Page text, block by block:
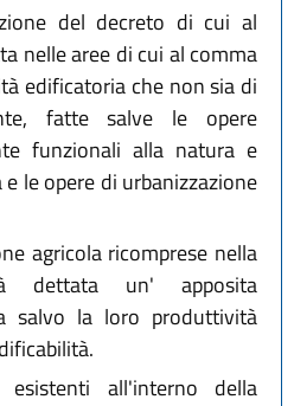
del decreto di cui al
nelle aree di cui al comma
edificatoria che non sia di
fatte salve le opere
funzionali alla natura e
le opere di urbanizzazione
agricola ricomprese nella
dettata un' apposita
salvo la loro produttività
all'interno della